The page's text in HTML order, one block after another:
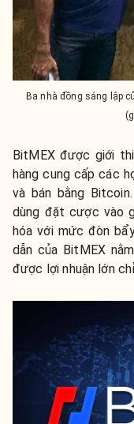
Ba nhà đồng sáng lập
BitMEX được giới
hàng cung cấp các
và bán bằng
dùng đặt cược vào
hóa với mức đòn
dẫn của BitMEX
được lợi nhuận lớn